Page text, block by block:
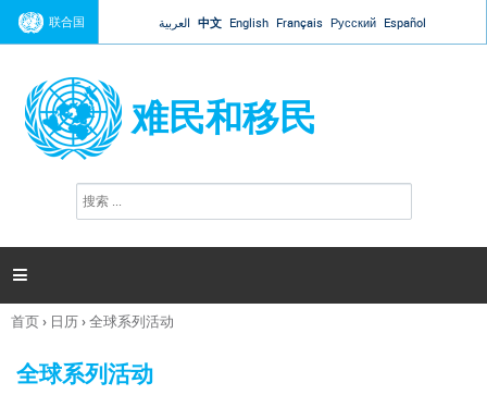
Jump to navigation
联合国 العربية 中文 English Français Русский Español
难民和移民
搜
索

你
这
首页› 日历›全球系列活动
全球系列活动